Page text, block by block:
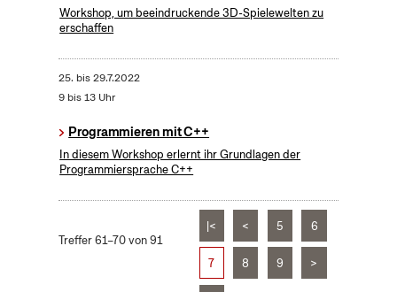
Workshop, um beeindruckende 3D-Spielewelten zu
erschaffen
25. bis29.7.2022
9 bis 13 Uhr
Programmieren mit C++
In diesem Workshop erlernt ihr Grundlagen der
Programmiersprache C++
Treffer 61–70 von 91
|< < 5 6
7 8 9 >